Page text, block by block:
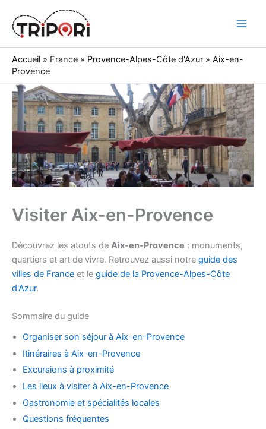
content
Accueil » France » Provence-Alpes-Côte d'Azur » Aix-en-
Provence
Visiter Aix-en-Provence
Découvrez les atouts de Aix-en-Provence : monuments,
quartiers et art de vivre. Retrouvez aussi notre guide des
villes de France et le guide de la Provence-Alpes-Côte
d'Azur.
Sommaire du guide
Organiser son séjour à Aix-en-Provence
Itinéraires à Aix-en-Provence
Excursions à proximité
Les lieux à visiter à Aix-en-Provence
Gastronomie et spécialités locales
Questions fréquentes